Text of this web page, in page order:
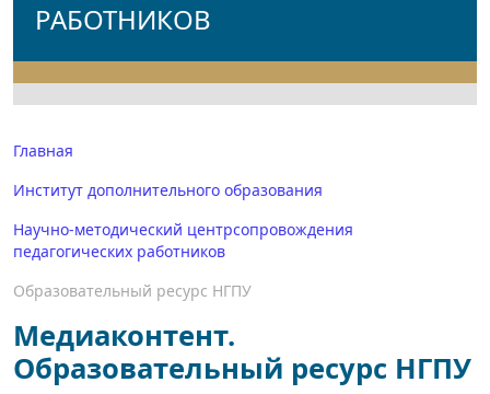
РАБОТНИКОВ
Главная
Институт дополнительного образования
Научно-методический центрсопровождения
педагогических работников
Образовательный ресурс НГПУ
Медиаконтент.
Образовательный ресурс НГПУ